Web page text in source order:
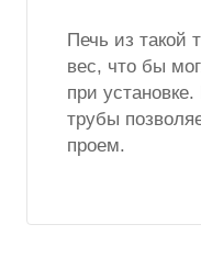
Печь из такой
вес, что бы
при
трубы
проем.